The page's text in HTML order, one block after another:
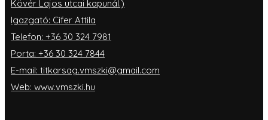
Kövér Lajos utcai kapunál.)
Igazgató: Cifer Attila
Telefon: +36 30 324 7981
Porta: +36 30 324 7844
E-mail: titkarsag.vmszki@gmail.com
Web: www.vmszki.hu